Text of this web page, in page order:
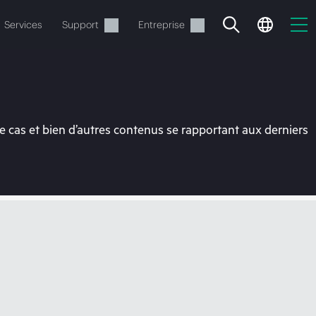
Services Support Entreprise
et bien d’autres contenus se rapportant aux derniers